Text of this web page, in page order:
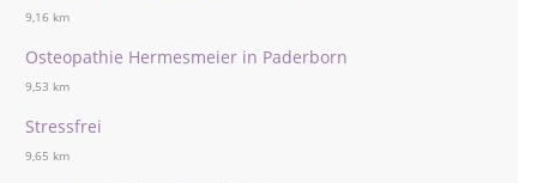
9,16 km
Osteopathie Hermesmeier in Paderborn
9,53 km
Stressfrei
9,65 km